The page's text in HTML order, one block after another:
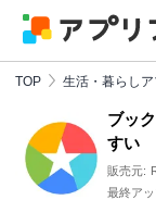
TOP 生活・暮らしア
ブッ
すい
販売元:
最終ア